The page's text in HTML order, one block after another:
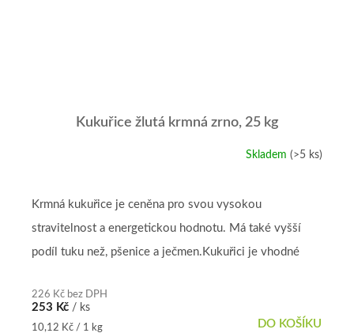
Kukuřice žlutá krmná zrno, 25 kg
je
z
5
Skladem(>5 ks)
226 Kč bez DPH
253 Kč / ks
Měrná
10,12 Kč / 1 kg DO KOŠÍKU
Krmná kukuřice je ceněna pro svou vysokou
stravitelnost a energetickou hodnotu. Má také vyšší
podíl tuku než, pšenice a ječmen.Kukuřici je vhodné